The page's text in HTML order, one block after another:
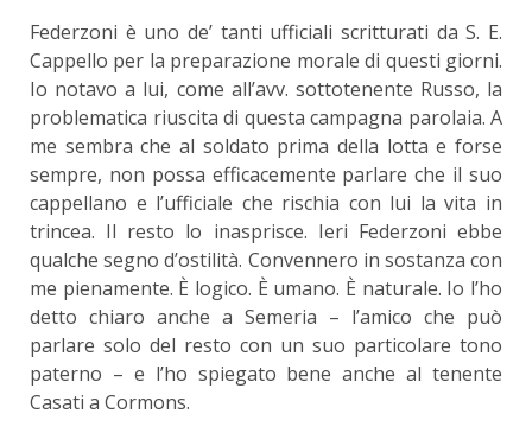
Federzoni è uno de’ tanti ufficiali scritturati da S. E.
Cappello per la preparazione morale di questi giorni.
Io notavo a lui, come all’avv. sottotenente Russo, la
problematica riuscita di questa campagna parolaia. A
me sembra che al soldato prima della lotta e forse
sempre, non possa efficacemente parlare che il suo
cappellano e l’ufficiale che rischia con lui la vita in
trincea. Il resto lo inasprisce. Ieri Federzoni ebbe
qualche segno d’ostilità. Convennero in sostanza con
me pienamente. È logico. È umano. È naturale. Io l’ho
detto chiaro anche a Semeria – l’amico che può
parlare solo del resto con un suo particolare tono
paterno – e l’ho spiegato bene anche al tenente
Casati a Cormons.